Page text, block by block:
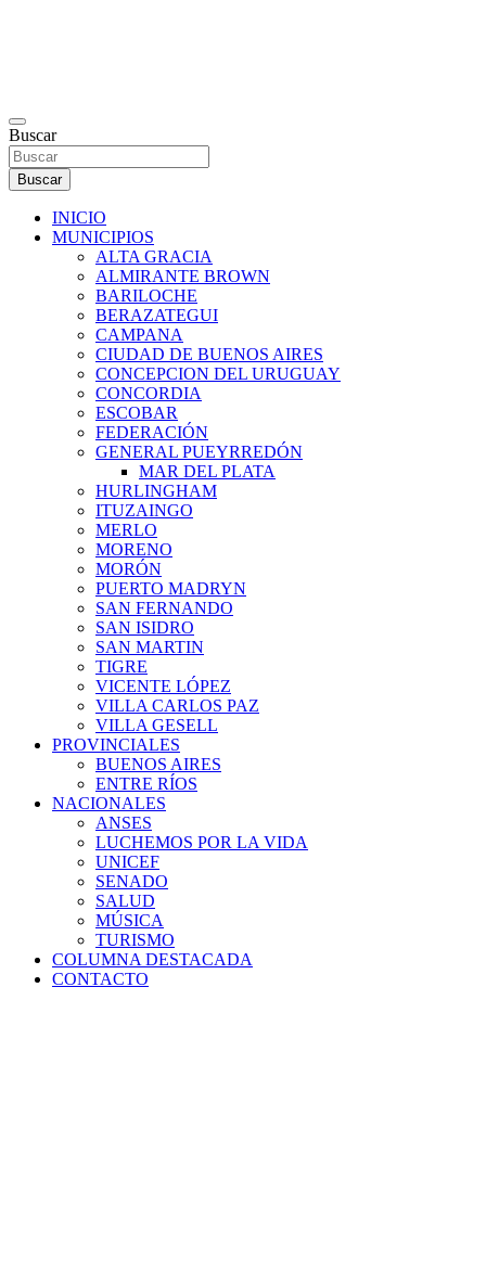
Buscar
Buscar
INICIO
MUNICIPIOS
ALTA GRACIA
ALMIRANTE BROWN
BARILOCHE
BERAZATEGUI
CAMPANA
CIUDAD DE BUENOS AIRES
CONCEPCION DEL URUGUAY
CONCORDIA
ESCOBAR
FEDERACIÓN
GENERAL PUEYRREDÓN
MAR DEL PLATA
HURLINGHAM
ITUZAINGO
MERLO
MORENO
MORÓN
PUERTO MADRYN
SAN FERNANDO
SAN ISIDRO
SAN MARTIN
TIGRE
VICENTE LÓPEZ
VILLA CARLOS PAZ
VILLA GESELL
PROVINCIALES
BUENOS AIRES
ENTRE RÍOS
NACIONALES
ANSES
LUCHEMOS POR LA VIDA
UNICEF
SENADO
SALUD
MÚSICA
TURISMO
COLUMNA DESTACADA
CONTACTO